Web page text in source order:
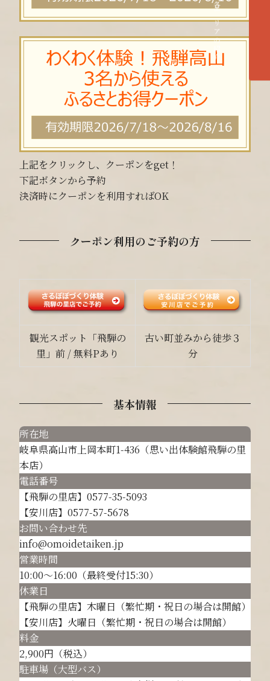
上記をクリックし、クーポンをget！
下記ボタンから予約
決済時にクーポンを利用すればOK
クーポン利用のご予約の方
観光スポット「飛騨の
里」前 / 無料Pあり
古い町並みから徒歩３
分
基本情報
所在地
岐阜県高山市上岡本町1-436（思い出体験館飛騨の里
本店）
電話番号
【飛騨の里店】0577-35-5093
【安川店】0577-57-5678
お問い合わせ先
info@omoidetaiken.jp
営業時間
10:00～16:00（最終受付15:30）
休業日
【飛騨の里店】木曜日（繁忙期・祝日の場合は開館）
【安川店】火曜日（繁忙期・祝日の場合は開館）
料金
2,900円（税込）
駐車場（大型バス）
各エリアの紹介へ